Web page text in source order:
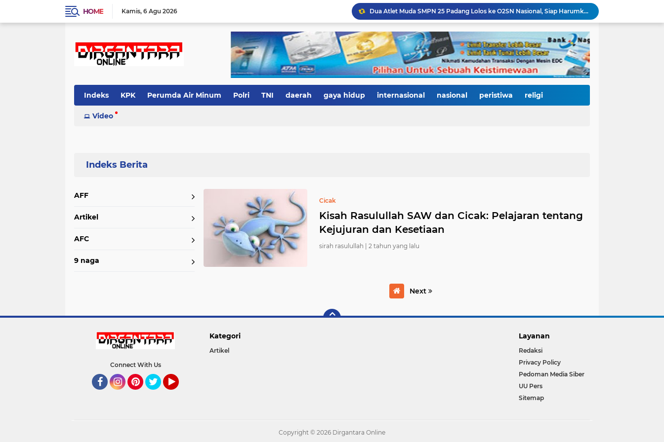
HOME Kamis 6 Agu 2026
Dua Atlet Muda SMPN 25 Padang Lolos ke O2SN Nasional, Siap Harumkan Nama Sumatera Barat
38 Tahun Bersaudara, Padang dan Hildesheim Perkuat Kerja Sama: Fokus Pulihkan Batang Arau, Kembangkan Pariwisata Hijau hingga SDM Berkelas Dunia
Pemko Padang Perkuat Sinergi dengan APPMBGI, Targetkan Kota Percontohan Nasional Program Makan Bergizi Gratis
Sestama BNPB Tinjau Lokasi Banjir Bandang di Kuranji, Pemko Padang Harapkan Dukungan Percepatan Penanganan dan Rehabilitasi Pascabencana
Zigo Rolando Tinjau Pembangunan IPA Taban III, Perkuat Komitmen Hadirkan Layanan Air Bersih Andal bagi Warga Padang
Menyemaikan Ketangguhan dari Hulu: Ekspedisi Andalas 2026 Perkuat Mitigasi Bencana dan Hijaukan Muaro Sungai Lolo untuk Lindungi Generasi Masa Depan
Gerak Cepat Pascabanjir, Tim TRC PUPR Kerahkan Alat Berat Bersihkan Lumpur di Sejumlah Titik Kota Padang
Indeks KPK Perumda Air Minum Polri TNI daerah gaya hidup internasional nasional peristiwa religi
Video
AFF
Artikel
AFC
9 naga
Cicak
Kisah Rasulullah SAW dan Cicak: Pelajaran tentang
Kejujuran dan Kesetiaan
sirah rasulullah | 2 tahun yang lalu
Next
Connect With Us
Kategori
Artikel
Layanan
Redaksi
Privacy Policy
Pedoman Media Siber
UU Pers
Sitemap
Copyright © 2026 Dirgantara Online